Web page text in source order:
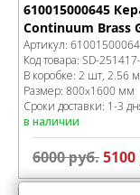
610015000645
Continuum Brass
Артикул:
Код товара: SD-251417
В коробке: 2 шт, 2.56 м
Размер: 800x1600 мм
Сроки доставки: 1-3
в наличии
6000руб.5100